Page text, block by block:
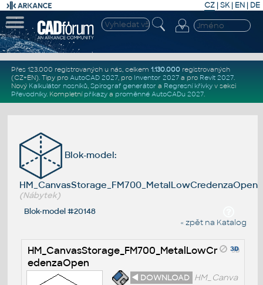
CZ | SK| EN | DE
Přes 123.000 registrovaných u nás, celkem 1.130.000registrovaných
(CZ+EN). Tipy pro AutoCAD 2027, pro Inventor 2027a pro Revit 2027.
Nový Kalkulátor nosníků, Spirograf generátor a Regresní křivkyv sekci
Převodníky. Kompletní příkazya proměnné AutoCADu 2027.
Blok-model:
HM_CanvasStorage_FM700_MetalLowCredenzaOpen
(Nábytek)
Blok-model #20148
« zpět na Katalog
HM_CanvasStorage_FM700_MetalLowCr
edenzaOpen
◄ DOWNLOAD HM_Canva